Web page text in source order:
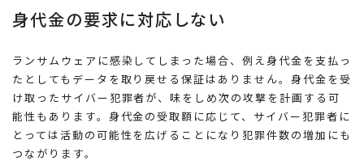
身代金の要求に対応しない
ランサムウェアに感染してしまった場合、例え身代金を支払っ
たとしてもデータを取り戻せる保証はありません。身代金を受
け取ったサイバー犯罪者が、味をしめ次の攻撃を計画する可
能性もあります。身代金の受取額に応じて、サイバー犯罪者に
とっては活動の可能性を広げることになり犯罪件数の増加にも
つながります。